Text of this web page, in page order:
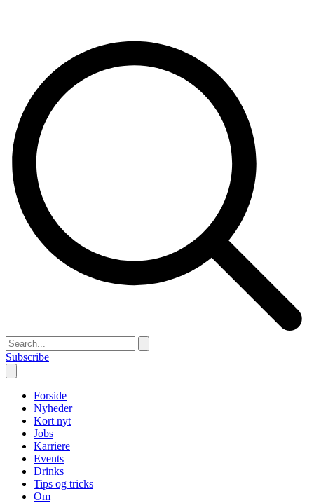
Subscribe
Forside
Nyheder
Kort nyt
Jobs
Karriere
Events
Drinks
Tips og tricks
Om